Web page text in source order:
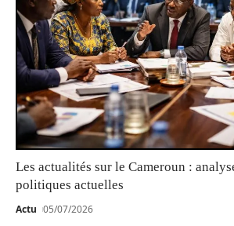
Les actualités sur le Cameroun :
politiques actuelles
Actu 05/07/2026